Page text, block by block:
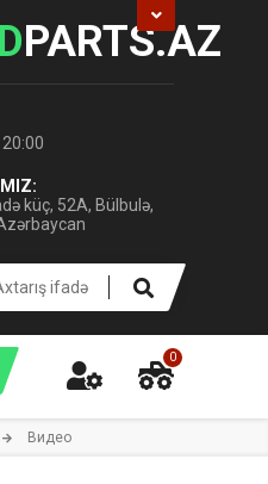
PARTS.AZ
küç, 52A, Bülbulə,
0
Видео